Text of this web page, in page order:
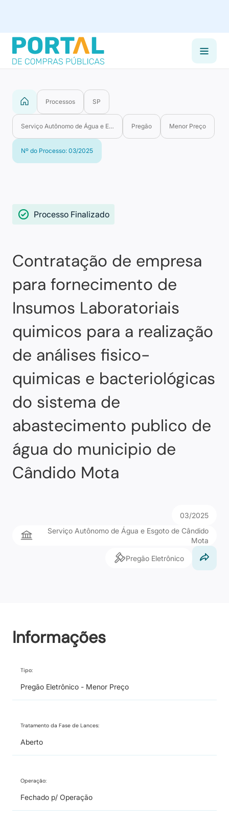
Processos SP
Serviço Autônomo de Água e Esgoto de Cândido Mota
Pregão Menor Preço
Nº do Processo: 03/2025
Processo Finalizado
Contratação de empresa
para fornecimento de
Insumos Laboratoriais
quimicos para a realização
de análises fisico-
quimicas e bacteriológicas
do sistema de
abastecimento publico de
água do municipio de
Cândido Mota
03/2025
Serviço Autônomo de Água e Esgoto de Cândido
Mota
Pregão Eletrônico
Informações
Tipo:
Pregão Eletrônico - Menor Preço
Tratamento da Fase de Lances:
Aberto
Operação:
Fechado p/ Operação